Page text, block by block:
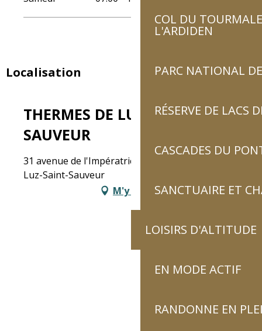
COL DU
L'ARDIDEN
PARC NATIONAL
RÉSERVE DE LACS
CASCADES DU
SANCTUAIRE ET
LOISIRS D'ALTITUDE
EN MODE ACTIF
RANDONNE EN
Localisation
THERMES DE LUZ-SAINT-
SAUVEUR
31 avenue de l'Impératrice Eugénie, BP 10, 65120
Luz-Saint-Sauveur
M'y rendre